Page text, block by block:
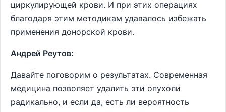
циркулирующей крови. И при этих операциях
благодаря этим методикам удавалось избежать
применения донорской крови.
Андрей Реутов:
Давайте поговорим о результатах. Современная
медицина позволяет удалить эти опухоли
радикально, и если да, есть ли вероятность